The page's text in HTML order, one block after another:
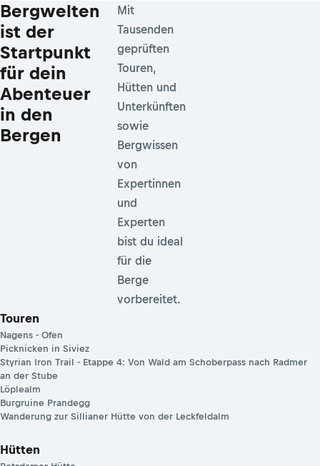
Bergwelten
ist der
Startpunkt
für dein
Abenteuer
in den
Bergen
Mit
Tausenden
geprüften
Touren,
Hütten und
Unterkünften
sowie
Bergwissen
von
Expertinnen
und
Experten
bist du ideal
für die
Berge
vorbereitet.
Touren
Nagens - Ofen
Picknicken in Siviez
Styrian Iron Trail - Etappe 4: Von Wald am Schoberpass nach Radmer
an der Stube
Löplealm
Burgruine Prandegg
Wanderung zur Sillianer Hütte von der Leckfeldalm
Hütten